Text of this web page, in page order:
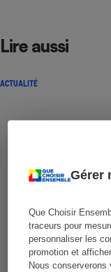
Gérer
Que Choisir
traceurs pour
personnaliser les
promotion et
Nous
Lire aussi
ACTUALITÉ